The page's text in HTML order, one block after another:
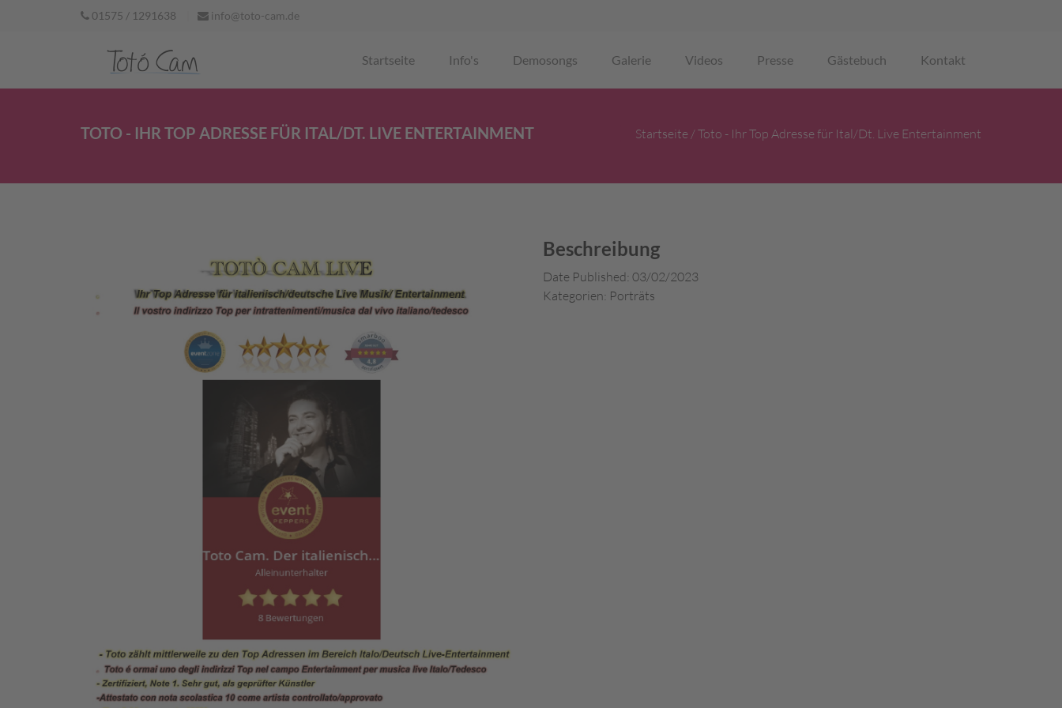
Direkt zum Inhalt01575 / 1291638 info@toto-cam.de
Startseite Info's Demosongs Galerie Videos Presse Gästebuch Kontakt
TOTO - IHR TOP ADRESSE FÜR ITAL/DT. LIVE ENTERTAINMENT Startseite/Toto - Ihr Top Adresse für Ital/Dt. Live Entertainment
Beschreibung
Date Published: 03/02/2023
Kategorien: Porträts